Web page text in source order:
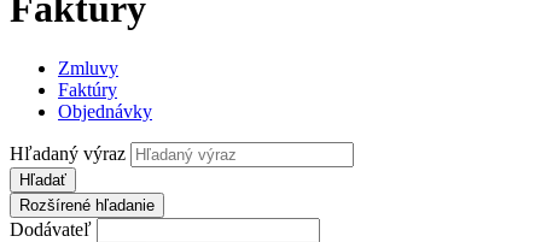
Faktúry
Zmluvy
Faktúry
Objednávky
Hľadaný výraz
Hľadať
Rozšírené hľadanie
Dodávateľ